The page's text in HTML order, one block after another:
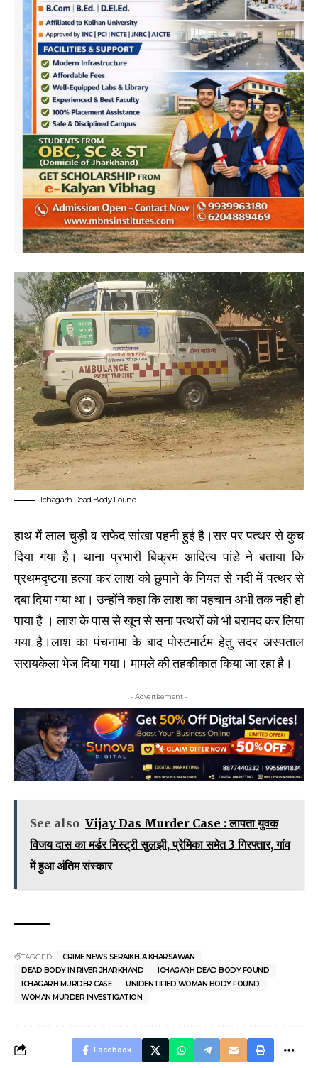
Ichagarh Dead Body Found
हाथ में लाल चुड़ी व सफेद सांखा पहनी हुई है।सर पर पत्थर से कुच
दिया गया है। थाना प्रभारी बिक्रम आदित्य पांडे ने बताया कि
प्रथमदृष्टया हत्या कर लाश को छुपाने के नियत से नदी में पत्थर से
दबा दिया गया था। उन्होंने कहा कि लाश का पहचान अभी तक नही हो
पाया है । लाश के पास से खून से सना पत्थरों को भी बरामद कर लिया
गया है।लाश का पंचनामा के बाद पोस्टमार्टम हेतु सदर अस्पताल
सरायकेला भेज दिया गया। मामले की तहकीकात किया जा रहा है।
- Advertisement -
See also Vijay Das Murder Case : लापता युवक
विजय दास का मर्डर मिस्ट्री सुलझी, प्रेमिका समेत 3 गिरफ्तार, गांव
में हुआ अंतिम संस्कार
TAGGED:
CRIME NEWS SERAIKELA KHARSAWAN
DEAD BODY IN RIVER JHARKHAND
ICHAGARH DEAD BODY FOUND
ICHAGARH MURDER CASE
UNIDENTIFIED WOMAN BODY FOUND
WOMAN MURDER INVESTIGATION
Facebook